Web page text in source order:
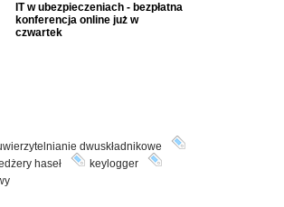
IT w ubezpieczeniach - bezpłatna
konferencja online już w
czwartek
dwuskładnikowe
haseł
keylogger